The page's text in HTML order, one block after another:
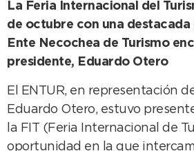
La Feria Internacional del
de octubre con una destacada
Ente Necochea de Turismo
presidente, Eduardo Otero
El ENTUR, en representación
Eduardo Otero, estuvo
la FIT (Feria Internacional de
oportunidad en la que